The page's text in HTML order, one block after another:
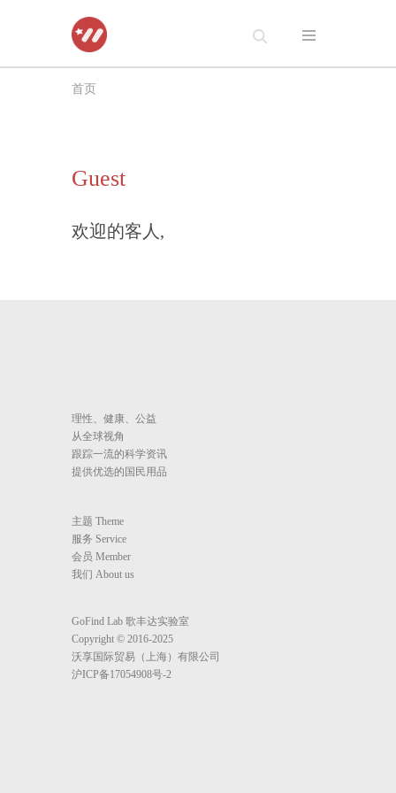
至
首页
Guest
欢迎的客人,
理性、健康、公益
从全球视角
跟踪一流的科学资讯
提供优选的国民用品
主题 Theme
服务 Service
会员 Member
我们 About us
GoFind Lab 歌丰达实验室
Copyright © 2016-2025
沃享国际贸易（上海）有限公司
沪ICP备17054908号-2